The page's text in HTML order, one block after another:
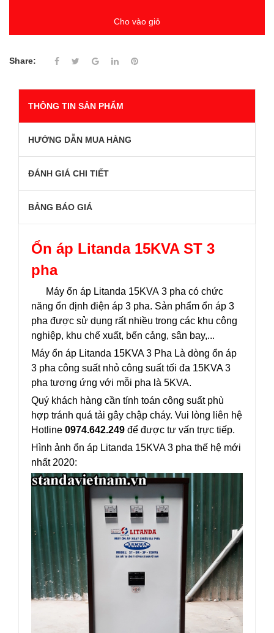
Cho vào giỏ
Share:
THÔNG TIN SẢN PHẨM
HƯỚNG DẪN MUA HÀNG
ĐÁNH GIÁ CHI TIẾT
BẢNG BÁO GIÁ
Ổn áp Litanda 15KVA ST 3
pha
Máy ổn áp Litanda 15KVA 3 pha có chức
năng ổn định điện áp 3 pha. Sản phẩm ổn áp 3
pha được sử dụng rất nhiều trong các khu công
nghiệp, khu chế xuất, bến cảng, sân bay,...
Máy ổn áp Litanda 15KVA 3 Pha Là dòng ổn áp
3 pha công suất nhỏ công suất tối đa 15KVA 3
pha tương ứng với mỗi pha là 5KVA.
Quý khách hàng cần tính toán công suất phù
hợp tránh quá tải gây chập cháy. Vui lòng liên hệ
Hotline 0974.642.249 để được tư vấn trực tiếp.
Hình ảnh ổn áp Litanda 15KVA 3 pha thế hệ mới
nhất 2020: